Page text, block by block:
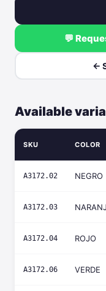
💬
←
Available
SKU COLOR
A3172.02 NEGRO
A3172.03
A3172.04 ROJO
A3172.06 VERDE